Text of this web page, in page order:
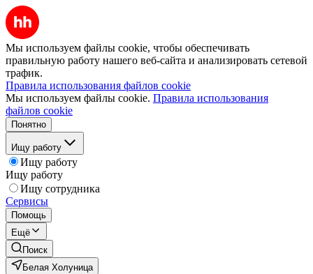
Мы используем файлы cookie, чтобы обеспечивать
правильную работу нашего веб-сайта и анализировать сетевой
трафик.
Правила использования файлов cookie
Мы используем файлы cookie. Правила использования
файлов cookie
Понятно
Ищу работу
Ищу работу
Ищу работу
Ищу сотрудника
Сервисы
Помощь
Ещё
Поиск
Белая Холуница